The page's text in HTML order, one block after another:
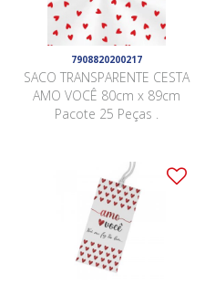
7908820200217
SACO TRANSPARENTE CESTA
AMO VOCÊ 80cm x 89cm
Pacote 25 Peças .